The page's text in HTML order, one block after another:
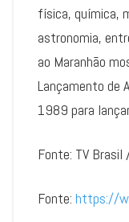
física, química,
astronomia,
ao Maranhão
Lançamento de
1989 para
Fonte: TV Brasil
Fonte: https://